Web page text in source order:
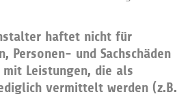
haftet nicht für
Personen- und Sachschäden
mit Leistungen, die als
vermittelt werden (z.B.